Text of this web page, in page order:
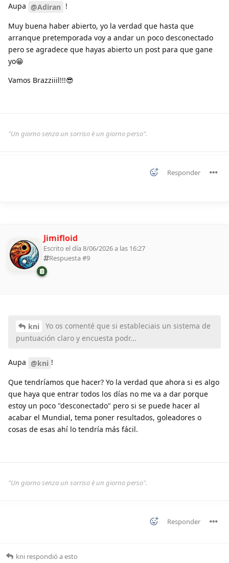
Aupa @Adiran !
Muy buena haber abierto, yo la verdad que hasta que
arranque pretemporada voy a andar un poco desconectado
pero se agradece que hayas abierto un post para que gane
yo😁
Vamos Brazziiil!!!😎
"Un giorno senza un sorriso è un giorno perso".
Responder
Jimifloid
Escrito el día 8/06/2026 a las 16:27
Respuesta #9
kni
Yo os comenté que si estableciais un sistema de
puntuación claro y encuesta podr...
Aupa @kni !
Que tendríamos que hacer? Yo la verdad que ahora si es algo
que haya que entrar todos los días no me va a dar porque
estoy un poco "desconectado" pero si se puede hacer al
acabar el Mundial, tema poner resultados, goleadores o
cosas de esas ahí lo tendría más fácil.
"Un giorno senza un sorriso è un giorno perso".
Responder
kni respondió a esto